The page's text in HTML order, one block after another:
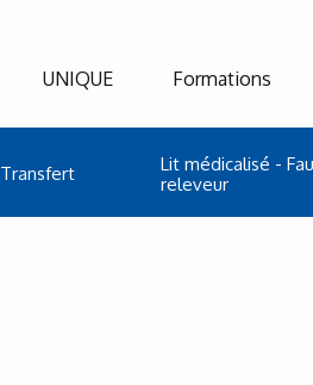
Transfert
Lit médicalisé -
releveur
UNIQUE Formations